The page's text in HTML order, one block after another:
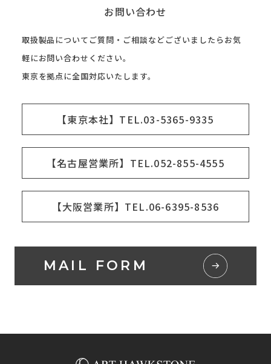
お問い合わせ
取扱製品についてご質問・ご相談などございましたらお気
軽にお問い合わせください。
東京を拠点に全国対応いたします。
【東京本社】TEL.03-5365-9335
【名古屋営業所】TEL.052-855-4555
【大阪営業所】TEL.06-6395-8536
MAIL FORM